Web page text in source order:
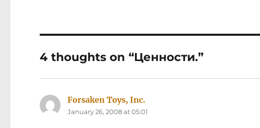
4 thoughts on “Ценности.”
Forsaken Toys, Inc.
January 26, 2008 at 05:01